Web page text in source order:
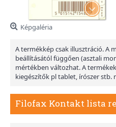
Képgaléria
A termékkép csak illusztráció. A
beállításától függően (asztali
mértékben változhat. A
kiegészítők pl tablet, írószer stb.